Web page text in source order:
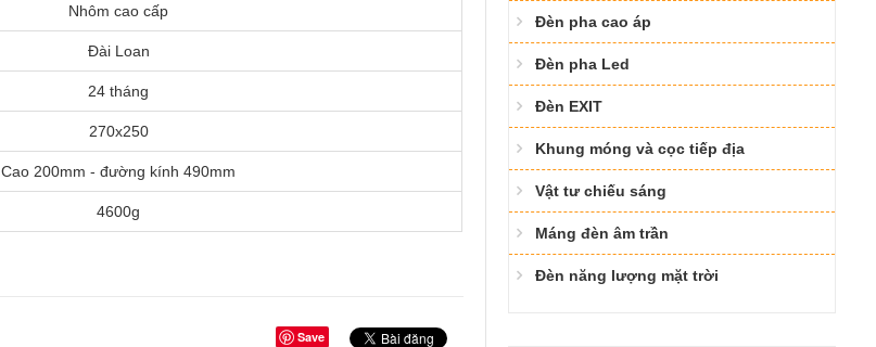
Nhôm cao cấp
Đài Loan
24 tháng
270x250
Cao 200mm - đường kính 490mm
4600g
Save
Đèn pha cao áp
Đèn pha Led
Đèn EXIT
Khung móng và cọc tiếp địa
Vật tư chiếu sáng
Máng đèn âm trần
Đèn năng lượng mặt trời